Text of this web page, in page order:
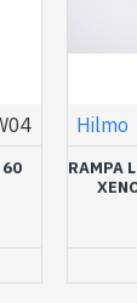
60
Hilmo
RAMPA